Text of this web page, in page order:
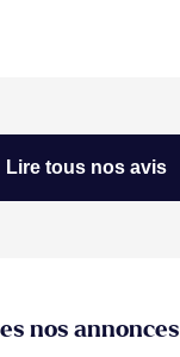
Lire tous nos avis
nos annonces